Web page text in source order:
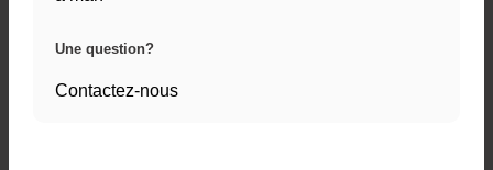
Une question?
Contactez-nous